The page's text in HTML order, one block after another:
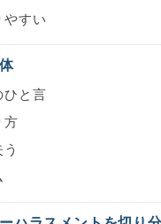
やすい
ひと言
方